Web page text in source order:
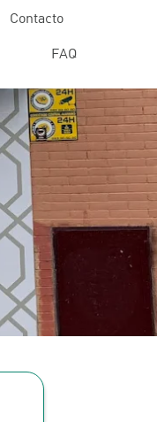
Contacto
FAQ